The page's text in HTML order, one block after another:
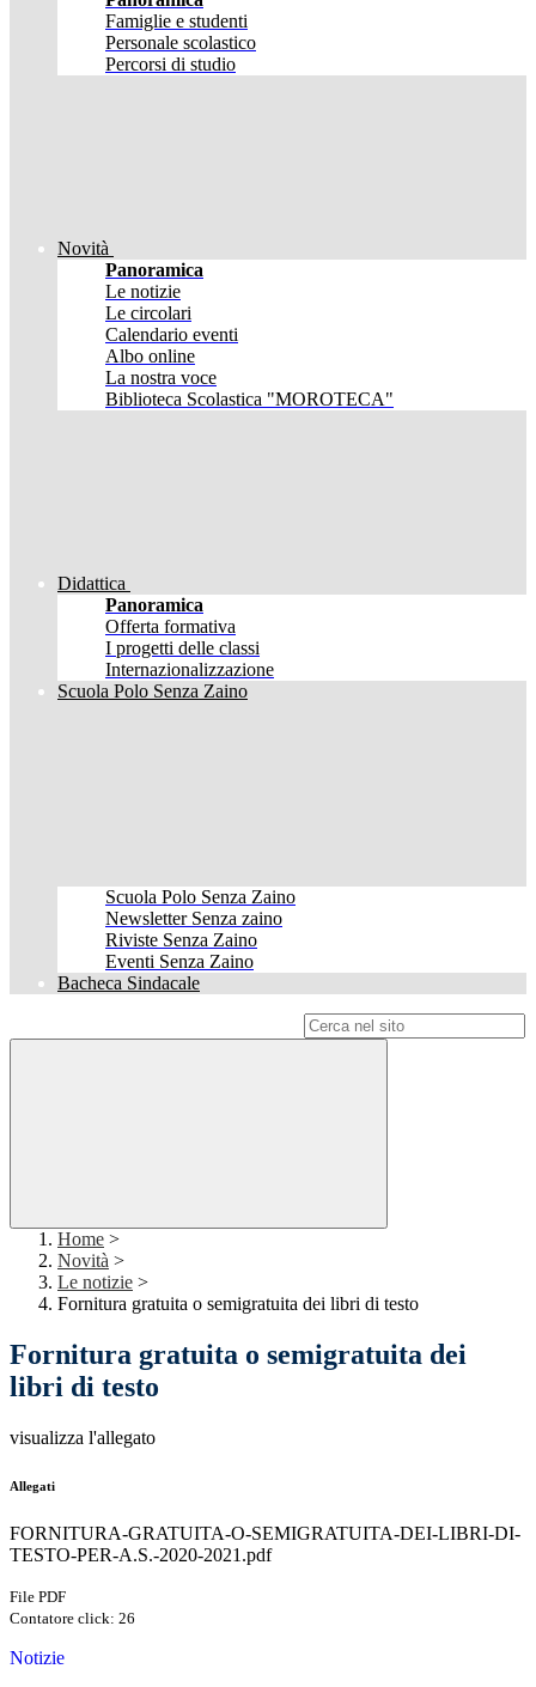
Famiglie e studenti
Personale scolastico
Percorsi di studio
Novità
Panoramica
Le notizie
Le circolari
Calendario eventi
Albo online
La nostra voce
Biblioteca Scolastica "MOROTECA"
Didattica
Panoramica
Offerta formativa
I progetti delle classi
Internazionalizzazione
Scuola Polo Senza Zaino
Scuola Polo Senza Zaino
Newsletter Senza zaino
Riviste Senza Zaino
Eventi Senza Zaino
Bacheca Sindacale
Home >
Novità >
Le notizie >
Fornitura gratuita o semigratuita dei libri di testo
Fornitura gratuita o semigratuita dei
libri di testo
visualizza l'allegato
Allegati
FORNITURA-GRATUITA-O-SEMIGRATUITA-DEI-LIBRI-DI-
TESTO-PER-A.S.-2020-2021.pdf
File PDF
Contatore click: 26
Notizie